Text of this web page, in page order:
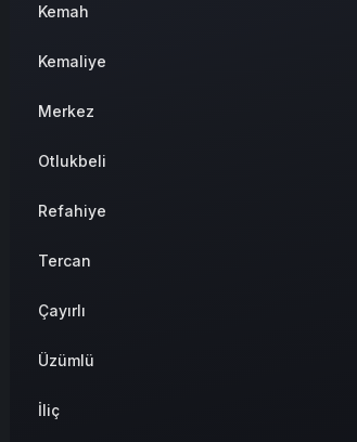
Kemah
Kemaliye
Merkez
Otlukbeli
Refahiye
Tercan
Çayırlı
Üzümlü
İliç